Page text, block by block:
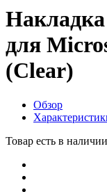
для
(Clear)
Обзор
Товар есть в наличии